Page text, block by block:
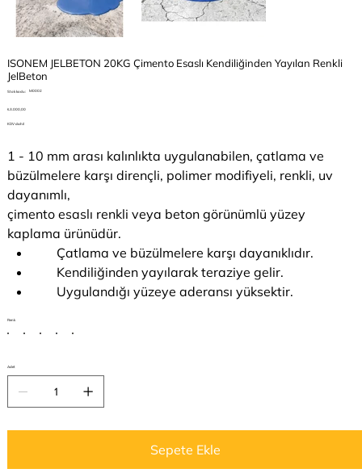
ISONEM JELBETON 20KG Çimento Esaslı Kendiliğinden Yayılan Renkli
JelBeton
Stok kodu:
Stok
M0002
Fiyat
₺3.000,00
KDV dahil
1 - 10 mm arası kalınlıkta uygulanabilen, çatlama ve
büzülmelere karşı dirençli, polimer modifiyeli, renkli, uv
dayanımlı,
çimento esaslı renkli veya beton görünümlü yüzey
kaplama ürünüdür.
Çatlama ve büzülmelere karşı dayanıklıdır.
Kendiliğinden yayılarak teraziye gelir.
Uygulandığı yüzeye aderansı yüksektir.
Renk
Adet
Sepete Ekle